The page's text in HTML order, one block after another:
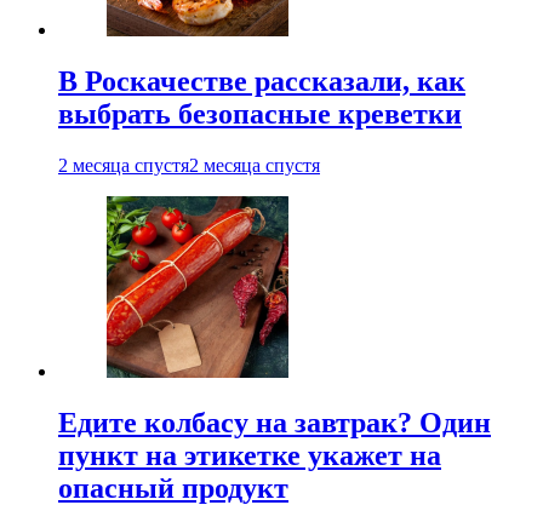
В Роскачестве рассказали, как
выбрать безопасные креветки
2 месяца спустя2 месяца спустя
Едите колбасу на завтрак? Один
пункт на этикетке укажет на
опасный продукт